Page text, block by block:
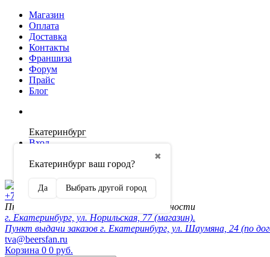
Магазин
Оплата
Доставка
Контакты
Франшиза
Форум
Прайс
Блог
Екатеринбург
✖
Екатеринбург ваш город?
Да Выбрать другой город
Вход
Регистрация
+7 (902) 872-54-70
Пн-Пт 10:00-20:00, сб-вск по договорённости
г. Екатеринбург, ул. Норильская, 77 (магазин).
Пункт выдачи заказов г. Екатеринбург, ул. Шаумяна, 24 (по
tva@beersfan.ru
Корзина 0 0 руб.